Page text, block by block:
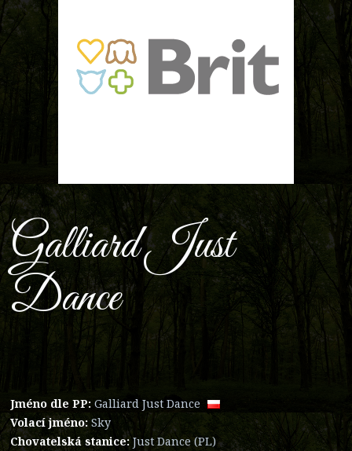
Galliard Just
Dance
Jméno dle PP: Galliard Just Dance
Volací jméno: Sky
Chovatelská stanice:Just Dance (PL)